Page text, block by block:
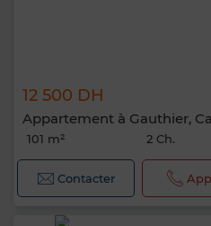
12 500 DH
Appartement à Gauthier,
101 m² 2 Ch.
Contacter